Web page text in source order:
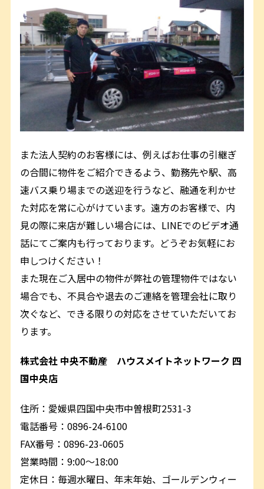
また法人契約のお客様には、例えばお仕事の引継ぎ
の合間に物件をご紹介できるよう、勤務先や駅、高
速バス乗り場までの送迎を行うなど、融通を利かせ
た対応を常に心がけています。遠方のお客様で、内
見の際に来店が難しい場合には、LINEでのビデオ通
話にてご案内も行っております。どうぞお気軽にお
申しつけください！
また現在ご入居中の物件が弊社の管理物件ではない
場合でも、不具合や退去のご連絡を管理会社に取り
次ぐなど、できる限りの対応をさせていただいてお
ります。
株式会社 中央不動産 ハウスメイトネットワーク 四
国中央店
住所：愛媛県四国中央市中曽根町2531-3
電話番号：0896-24-6100
FAX番号：0896-23-0605
営業時間：9:00～18:00
定休日：毎週水曜日、年末年始、ゴールデンウィー